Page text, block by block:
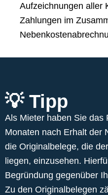
Aufzeichnungen aller
Zahlungen im
💡 Tipp
Als Mieter haben Sie das
Monaten nach Erhalt der
die Originalbelege, die
liegen, einzusehen.
Begründung gegenüber
Zu den Originalbelegen